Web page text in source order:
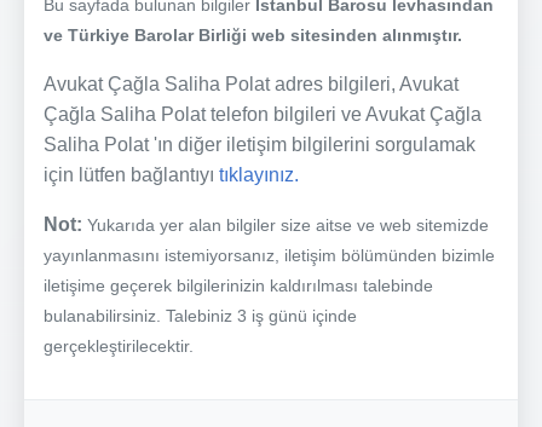
Bu sayfada bulunan bilgiler İstanbul Barosu levhasından
ve Türkiye Barolar Birliği web sitesinden alınmıştır.
Avukat Çağla Saliha Polat adres bilgileri, Avukat
Çağla Saliha Polat telefon bilgileri ve Avukat Çağla
Saliha Polat 'ın diğer iletişim bilgilerini sorgulamak
için lütfen bağlantıyı tıklayınız.
Not: Yukarıda yer alan bilgiler size aitse ve web sitemizde
yayınlanmasını istemiyorsanız, iletişim bölümünden bizimle
iletişime geçerek bilgilerinizin kaldırılması talebinde
bulanabilirsiniz. Talebiniz 3 iş günü içinde
gerçekleştirilecektir.